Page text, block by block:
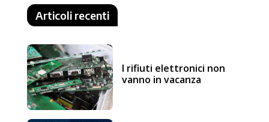
Articoli recenti
I rifiuti elettronici non
vanno in vacanza